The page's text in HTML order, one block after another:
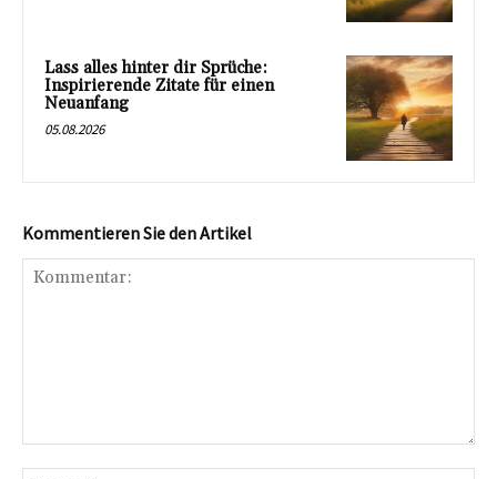
Lass alles hinter dir Sprüche:
Inspirierende Zitate für einen
Neuanfang
05.08.2026
Kommentieren Sie den Artikel